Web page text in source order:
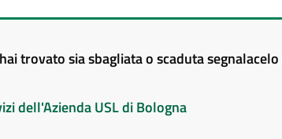
trovato sia sbagliata o scaduta segnalacelo
dell'Azienda USL di Bologna